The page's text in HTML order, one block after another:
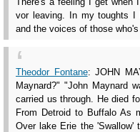
vor leaving. In my toughts
and the voices of those
Theodor Fontane: JOHN
Maynard?" "John Maynard
carried us through. He died
From Detroid to Buffalo As
Over lake Erie the 'Swallow'